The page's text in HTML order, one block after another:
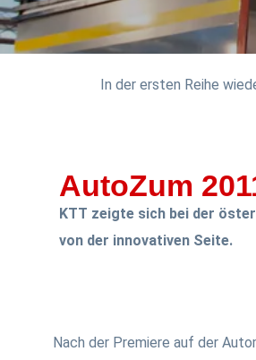
In der ersten Reihe
AutoZum
KTT zeigte sich bei der
von der innovativen Seite.
Nach der Premiere auf der